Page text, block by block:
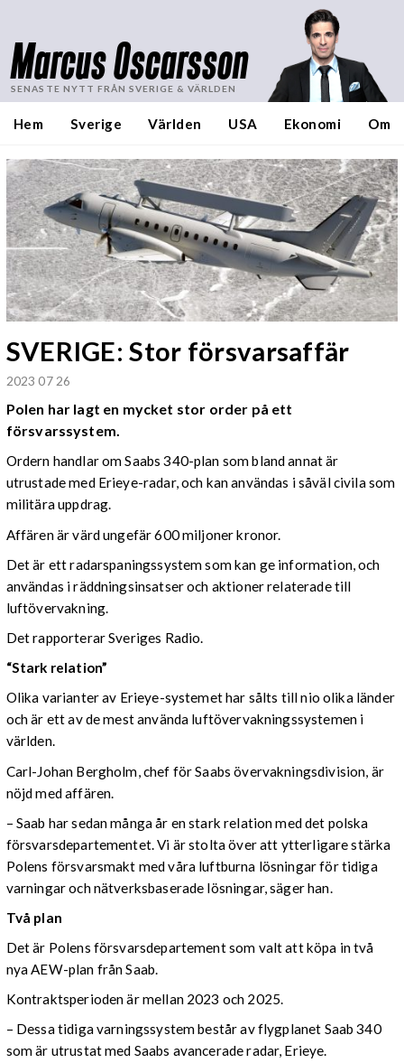
Marcus Oscarsson
SENASTE NYTT FRÅN SVERIGE & VÄRLDEN
Hem Sverige Världen USA Ekonomi Om
SVERIGE: Stor försvarsaffär
2023 07 26
Polen har lagt en mycket stor order på ett
försvarssystem.
Ordern handlar om Saabs 340-plan som bland annat är
utrustade med Erieye-radar, och kan användas i såväl civila som
militära uppdrag.
Affären är värd ungefär 600 miljoner kronor.
Det är ett radarspaningssystem som kan ge information, och
användas i räddningsinsatser och aktioner relaterade till
luftövervakning.
Det rapporterar Sveriges Radio.
“Stark relation”
Olika varianter av Erieye-systemet har sålts till nio olika länder
och är ett av de mest använda luftövervakningssystemen i
världen.
Carl-Johan Bergholm, chef för Saabs övervakningsdivision, är
nöjd med affären.
– Saab har sedan många år en stark relation med det polska
försvarsdepartementet. Vi är stolta över att ytterligare stärka
Polens försvarsmakt med våra luftburna lösningar för tidiga
varningar och nätverksbaserade lösningar, säger han.
Två plan
Det är Polens försvarsdepartement som valt att köpa in två
nya AEW-plan från Saab.
Kontraktsperioden är mellan 2023 och 2025.
– Dessa tidiga varningssystem består av flygplanet Saab 340
som är utrustat med Saabs avancerade radar, Erieye.